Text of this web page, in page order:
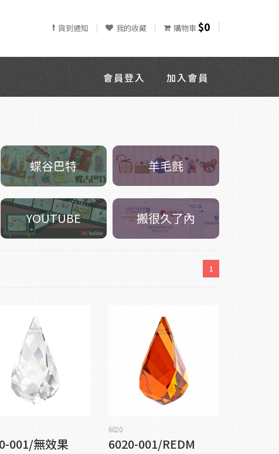
貨到通知 我的收藏 購物車$0
會員登入 加入會員
蝶谷巴特 羊毛氈
YOUTUBE 搬很久了內
1
001/無效果
6020
6020-001/REDM